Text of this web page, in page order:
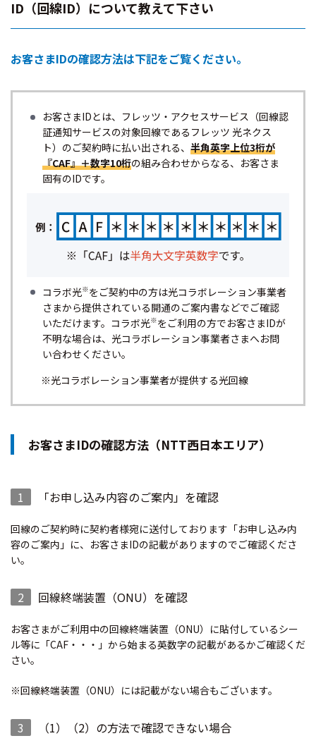
ID（回線ID）について教えて下さい
お客さまIDの確認方法は下記をご覧ください。
お客さまIDとは、フレッツ・アクセスサービス（回線認
証通知サービスの対象回線であるフレッツ 光ネクス
ト）のご契約時に払い出される、半角英字上位3桁が
『CAF』＋数字10桁の組み合わせからなる、お客さま
固有のIDです。
コラボ光※をご契約中の方は光コラボレーション事業者
さまから提供されている開通のご案内書などでご確認
いただけます。コラボ光※をご利用の方でお客さまIDが
不明な場合は、光コラボレーション事業者さまへお問
い合わせください。
※光コラボレーション事業者が提供する光回線
お客さまIDの確認方法（NTT西日本エリア）
1 「お申し込み内容のご案内」を確認
回線のご契約時に契約者様宛に送付しております「お申し込み内
容のご案内」に、お客さまIDの記載がありますのでご確認くださ
い。
2 回線終端装置（ONU）を確認
お客さまがご利用中の回線終端装置（ONU）に貼付しているシー
ル等に「CAF・・・」から始まる英数字の記載があるかご確認くだ
さい。
※回線終端装置（ONU）には記載がない場合もございます。
3 （1）（2）の方法で確認できない場合